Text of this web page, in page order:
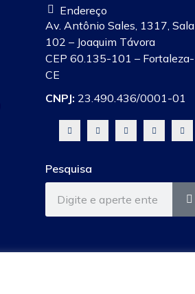
Endereço
Av. Antônio Sales, 1317, Sala
102 – Joaquim Távora
CEP 60.135-101 – Fortaleza-
CE
CNPJ: 23.490.436/0001-01
Pesquisa